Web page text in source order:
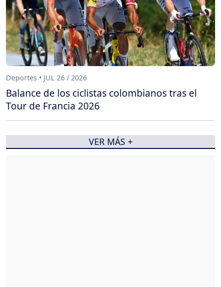
Deportes • JUL 26 / 2026
Balance de los ciclistas colombianos tras el
Tour de Francia 2026
VER MÁS +